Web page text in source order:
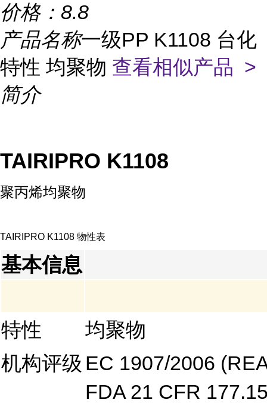
价格： 8.8
产品名称一级PP K1108 台化
特性 均聚物 查看相似产品 >
简介
TAIRIPRO K1108
聚丙烯均聚物
TAIRIPRO K1108 物性表
基本信息
特性
均聚物
机构评级 EC 1907/2006
FDA 21 CFR